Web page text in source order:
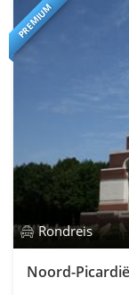
PREMIUM
Rondreis
Noord-